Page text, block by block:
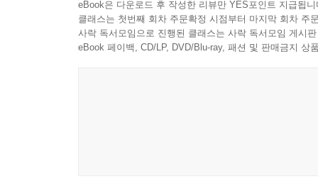
eBook은 다운로드 후 작성한 리뷰만 YES포인트 지급됩니
클래스는 첫번째 회차 주문확정 시점부터 마지막 회차 주
사락 독서모임으로 진행된 클래스는 사락 독서모임 게시
eBook 페이백, CD/LP, DVD/Blu-ray, 패션 및 판매금지 상